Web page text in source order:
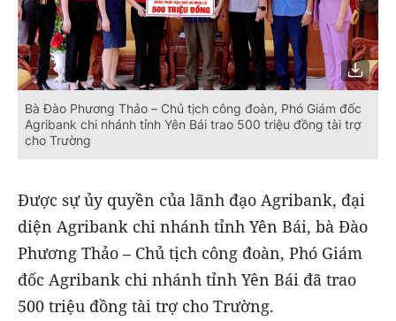
Bà Đào Phương Thảo – Chủ tịch công đoàn, Phó Giám đốc
Agribank chi nhánh tỉnh Yên Bái trao 500 triệu đồng tài trợ
cho Trường
Được sự ủy quyền của lãnh đạo Agribank, đại
diện Agribank chi nhánh tỉnh Yên Bái, bà Đào
Phương Thảo – Chủ tịch công đoàn, Phó Giám
đốc Agribank chi nhánh tỉnh Yên Bái đã trao
500 triệu đồng tài trợ cho Trường.